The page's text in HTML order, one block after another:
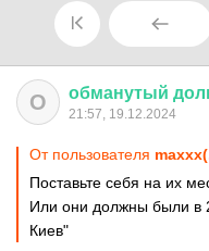
О обманутый
21:57, 19.12.2024
От пользователя
Поставьте себя на их
Или они должны были в
Киев"